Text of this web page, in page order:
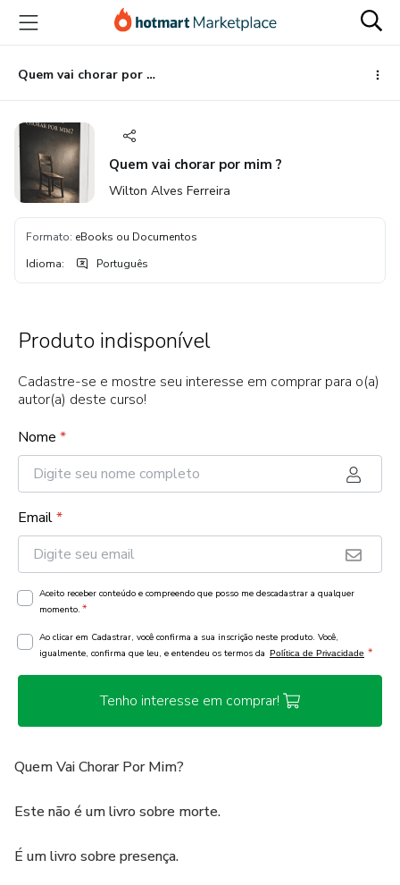
para
conteúdo
principal
para
pagamento
para
rodapé
Quem vai chorar por mim ?
Quem vai chorar por mim ?
Wilton Alves Ferreira
Formato: eBooks ou Documentos
Idioma: Português
Produto indisponível
Cadastre-se e mostre seu interesse em comprar para o(a)
autor(a) deste curso!
Nome *
Email*
Aceito receber conteúdo e compreendo que posso me descadastrar a qualquer
momento. *
Ao clicar em Cadastrar, você confirma a sua inscrição neste produto. Você,
igualmente, confirma que leu, e entendeu os termos da Política de Privacidade *
Tenho interesse em comprar!
Quem Vai Chorar Por Mim?
Este não é um livro sobre morte.
É um livro sobre presença.